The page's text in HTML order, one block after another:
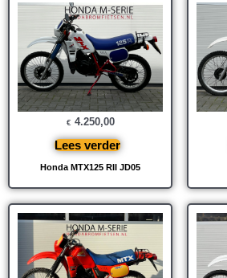
Honda MTX125 RII JD05
€ 4.250,00
Lees verder